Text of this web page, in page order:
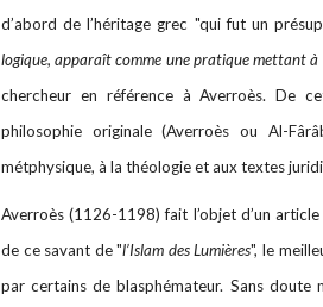
d’abord de l’héritage grec "qui fut un
logique, apparaît comme une pratique mettant à
chercheur en référence à Averroès. De
philosophie originale (Averroès ou Al-
métphysique, à la théologie et aux textes
Averroès (1126-1198) fait l’objet d’un
de ce savant de "l’Islam des Lumières", le
par certains de blasphémateur. Sans